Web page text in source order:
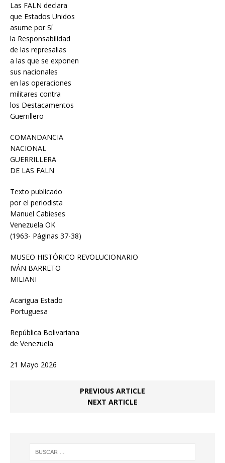
Las FALN declara
que Estados Unidos
asume por Sí
la Responsabilidad
de las represalias
a las que se exponen
sus nacionales
en las operaciones
militares contra
los Destacamentos
Guerrillero
COMANDANCIA
NACIONAL
GUERRILLERA
DE LAS FALN
Texto publicado
por el periodista
Manuel Cabieses
Venezuela OK
(1963- Páginas 37-38)
MUSEO HISTÓRICO REVOLUCIONARIO
IVÁN BARRETO
MILIANI
Acarigua Estado
Portuguesa
República Bolivariana
de Venezuela
21 Mayo 2026
PREVIOUS ARTICLE
NEXT ARTICLE